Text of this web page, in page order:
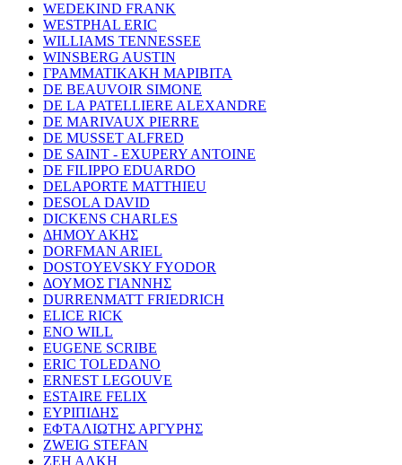
WEDEKIND FRANK
WESTPHAL ERIC
WILLIAMS TENNESSEE
WINSBERG AUSTIN
ΓΡΑΜΜΑΤΙΚΑΚΗ ΜΑΡΙΒΙΤΑ
DE BEAUVOIR SIMONE
DE LA PATELLIERE ALEXANDRE
DE MARIVAUX PIERRE
DE MUSSET ALFRED
DE SAINT - EXUPERY ANTOINE
DE FILIPPO EDUARDO
DELAPORTE MATTHIEU
DESOLA DAVID
DICKENS CHARLES
ΔΗΜΟΥ ΑΚΗΣ
DORFMAN ARIEL
DOSTOYEVSKY FYODOR
ΔΟΥΜΟΣ ΓΙΑΝΝΗΣ
DURRENMATT FRIEDRICH
ELICE RICK
ENO WILL
EUGENE SCRIBE
ERIC TOLEDANO
ERNEST LEGOUVE
ESTAIRE FELIX
ΕΥΡΙΠΙΔΗΣ
ΕΦΤΑΛΙΩΤΗΣ ΑΡΓΥΡΗΣ
ZWEIG STEFAN
ΖΕΗ ΑΛΚΗ